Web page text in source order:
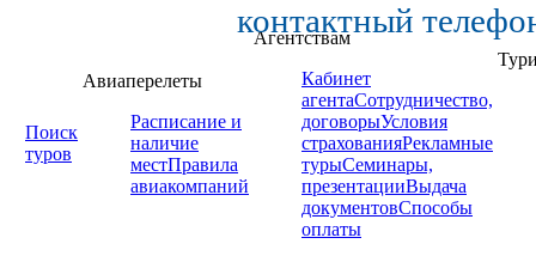
контактный
Поиск
туров
Авиаперелеты
Расписание и
наличие
местПравила
авиакомпаний
Агентствам
Кабинет
агентаСотрудничество,
договорыУсловия
страхованияРекламные
турыСеминары,
презентацииВыдача
документовСпособы
оплаты